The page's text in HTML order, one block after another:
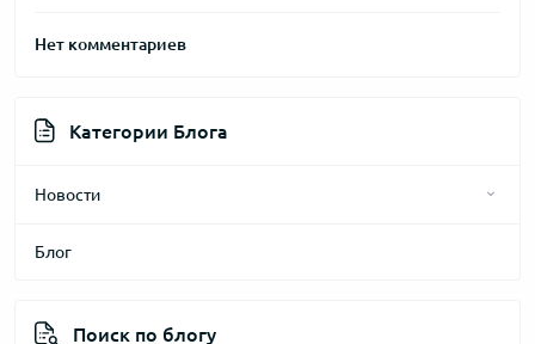
Нет комментариев
Категории Блога
Новости
2025 год
2024 год
Блог
Поиск по блогу